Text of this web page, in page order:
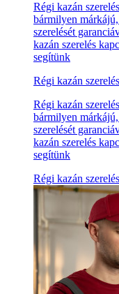
Régi kazán
bármilyen
szerelését
kazán szerelés
segítünk
Régi kazán szerelés
Régi kazán
bármilyen
szerelését
kazán szerelés
segítünk
Régi kazán szerelés